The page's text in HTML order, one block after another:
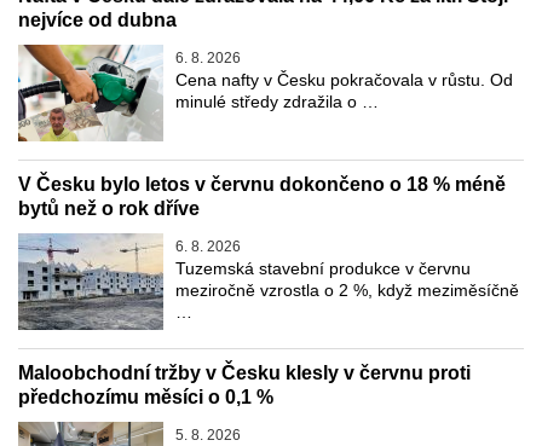
nejvíce od dubna
6. 8. 2026
Cena nafty v Česku pokračovala v růstu. Od
minulé středy zdražila o …
V Česku bylo letos v červnu dokončeno o 18 % méně
bytů než o rok dříve
6. 8. 2026
Tuzemská stavební produkce v červnu
meziročně vzrostla o 2 %, když meziměsíčně
…
Maloobchodní tržby v Česku klesly v červnu proti
předchozímu měsíci o 0,1 %
5. 8. 2026